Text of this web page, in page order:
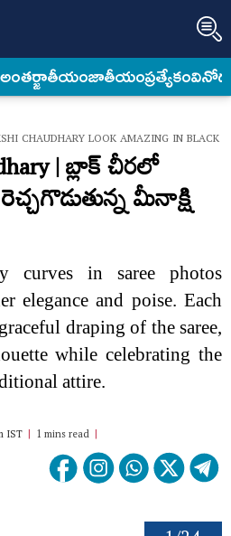
అంత‌ర్జాతీయంజాతీయంప్రత్యేకం
CHAUDHARY LOOK AMAZING IN BLACK
| బ్లాక్ చీరలో
మీనాక్షి
curves in saree photos
elegance and poise. Each
draping of the saree,
while celebrating the
attire.
IST 1 mins read